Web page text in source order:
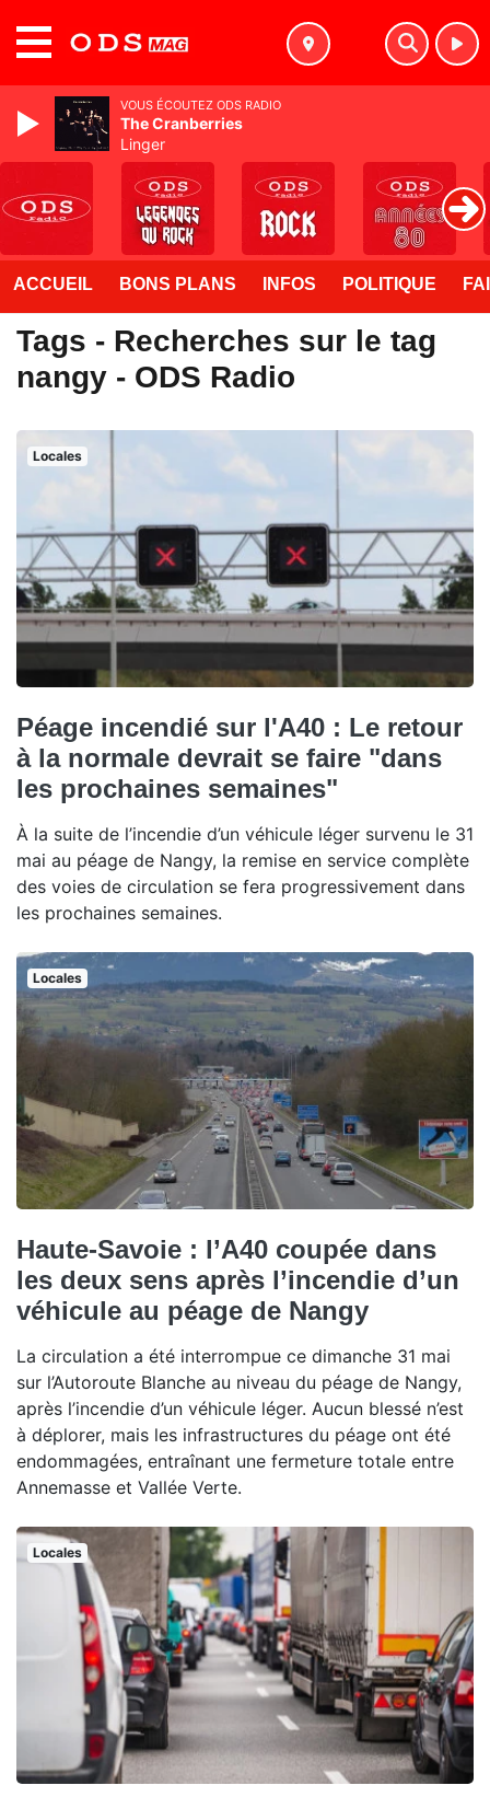
ACCUEIL BONS PLANS INFOS POLITIQUE
Tags - Recherches sur le tag
nangy - ODS Radio
Locales
Péage incendié sur l'A40 : Le retour
à la normale devrait se faire "dans
les prochaines semaines"
À la suite de l’incendie d’un véhicule léger survenu le 31
mai au péage de Nangy, la remise en service complète
des voies de circulation se fera progressivement dans
les prochaines semaines.
Locales
Haute-Savoie : l’A40 coupée dans
les deux sens après l’incendie d’un
véhicule au péage de Nangy
La circulation a été interrompue ce dimanche 31 mai
sur l’Autoroute Blanche au niveau du péage de Nangy,
après l’incendie d’un véhicule léger. Aucun blessé n’est
à déplorer, mais les infrastructures du péage ont été
endommagées, entraînant une fermeture totale entre
Annemasse et Vallée Verte.
Locales
VOUS ÉCOUTEZ ODS RADIO
The Cranberries
Linger